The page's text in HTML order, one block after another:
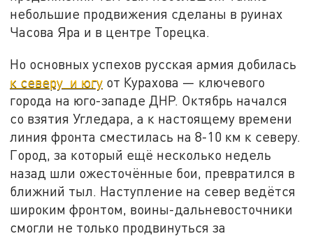
небольшие продвижения сделаны в руинах
Часова Яра и в центре Торецка.
Но основных успехов русская армия добилась
к северу и югу от Курахова — ключевого
города на юго-западе ДНР. Октябрь начался
со взятия Угледара, а к настоящему времени
линия фронта сместилась на 8-10 км к северу.
Город, за который ещё несколько недель
назад шли ожесточённые бои, превратился в
ближний тыл. Наступление на север ведётся
широким фронтом, воины-дальневосточники
смогли не только продвинуться за